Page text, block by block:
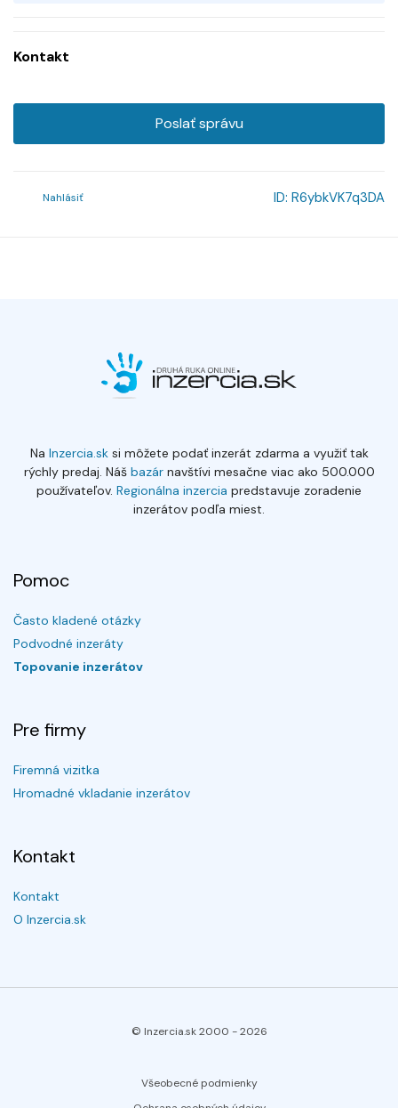
Kontakt
Poslať správu
Nahlásiť ID: R6ybkVK7q3DA
Na Inzercia.sksi môžete podať inzerát zdarma a využiť tak
rýchly predaj. Náš bazárnavštívi mesačne viac ako 500.000
používateľov. Regionálna inzercia predstavuje zoradenie
inzerátov podľa miest.
Pomoc
Často kladené otázky
Podvodné inzeráty
Topovanie inzerátov
Pre firmy
Firemná vizitka
Hromadné vkladanie inzerátov
Kontakt
Kontakt
O Inzercia.sk
© Inzercia.sk 2000 -2026
Všeobecné podmienky